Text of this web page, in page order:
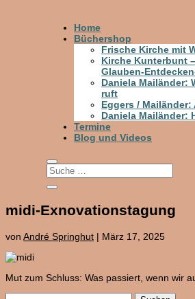
Home
Büchershop
Frische Kirche mit
Kirche Kunterbunt
Glauben-
Daniela Mailänder:
ruft
Eggers /
Daniela Mailänder:
Termine
Blog und Videos
midi-Exnovationstagung
von André Springhut | März 17, 2025
Mut zum Schluss: Was passiert, wenn wir